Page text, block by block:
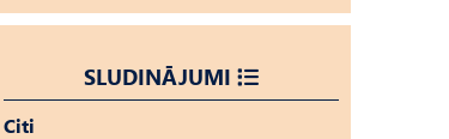
SLUDINĀJUMI
Citi